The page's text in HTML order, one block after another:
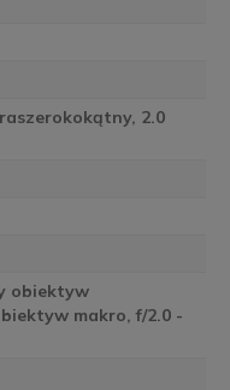
2.0
obiektyw
makro, f/2.0 -